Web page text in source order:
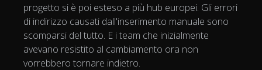
progetto si è poi esteso a più hub europei. Gli errori
di indirizzo causati dall'inserimento manuale sono
scomparsi del tutto. E i team che inizialmente
avevano resistito al cambiamento ora non
vorrebbero tornare indietro.